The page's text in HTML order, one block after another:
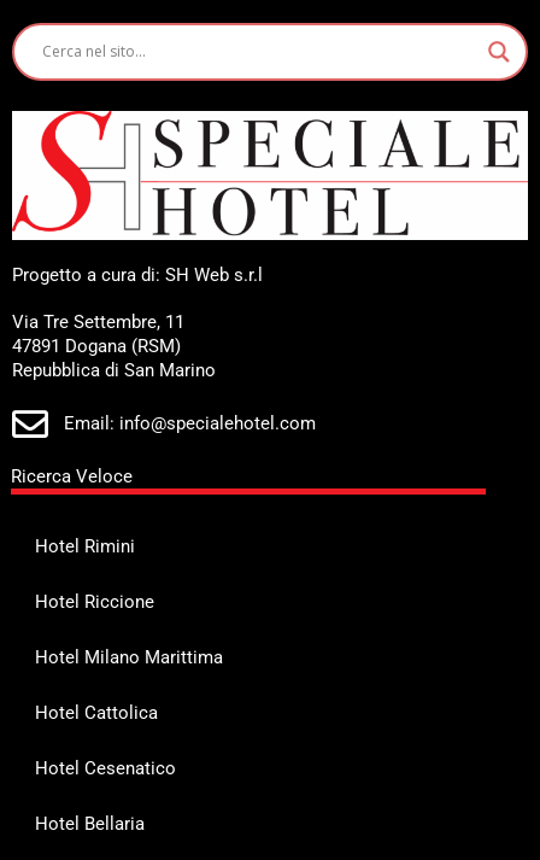
Progetto a cura di: SH Web s.r.l
Via Tre Settembre, 11
47891 Dogana (RSM)
Repubblica di San Marino
Email: info@specialehotel.com
Ricerca Veloce
Hotel Rimini
Hotel Riccione
Hotel Milano Marittima
Hotel Cattolica
Hotel Cesenatico
Hotel Bellaria